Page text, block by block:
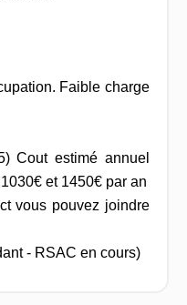
Faible charge
Cout estimé annuel
et 1450€ par an
vous pouvez joindre
- RSAC en cours)